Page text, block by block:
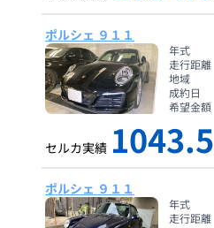
ポルシェ ９１１
年式
走行距離
地域
成約日
希望金額
セルカ実績 1043.5
ポルシェ ９１１
年式
走行距離